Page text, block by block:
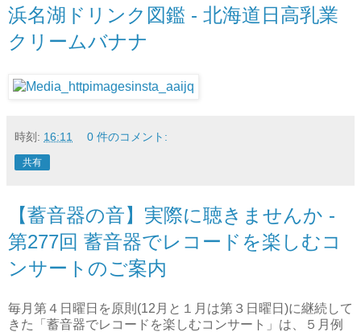
浜名湖ドリンク図鑑 - 北海道日高乳業
クリームバナナ
時刻: 16:11 0 件のコメント:
共有
【蓄音器の音】実際に聴きませんか -
第277回 蓄音器でレコードを楽しむコ
ンサートのご案内
毎月第４日曜日を原則(12月と１月は第３日曜日)に継続して
きた「蓄音器でレコードを楽しむコンサート」は、５月例